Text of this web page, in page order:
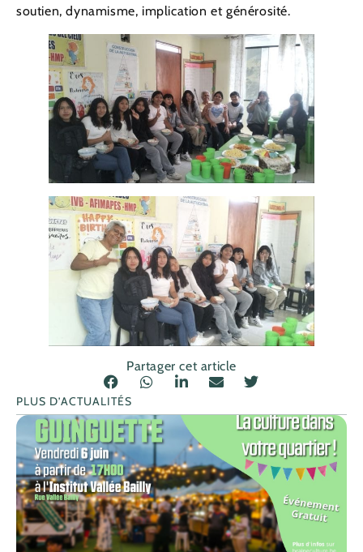
soutien, dynamisme, implication et générosité.
Partager cet article
PLUS D’ACTUALITÉS